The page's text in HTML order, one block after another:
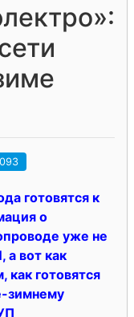
готовятся к
о
уже не
а вот как
как готовятся
зимнему